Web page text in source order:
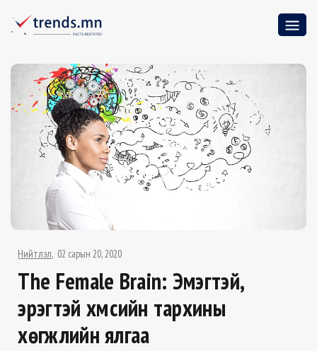
Нийтлэл 02 сарын 20, 2020
The Female Brain: Эмэгтэй,
эрэгтэй хүмүүсийн тархины
хөгжлийн ялгаа